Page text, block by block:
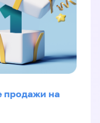
продажи на